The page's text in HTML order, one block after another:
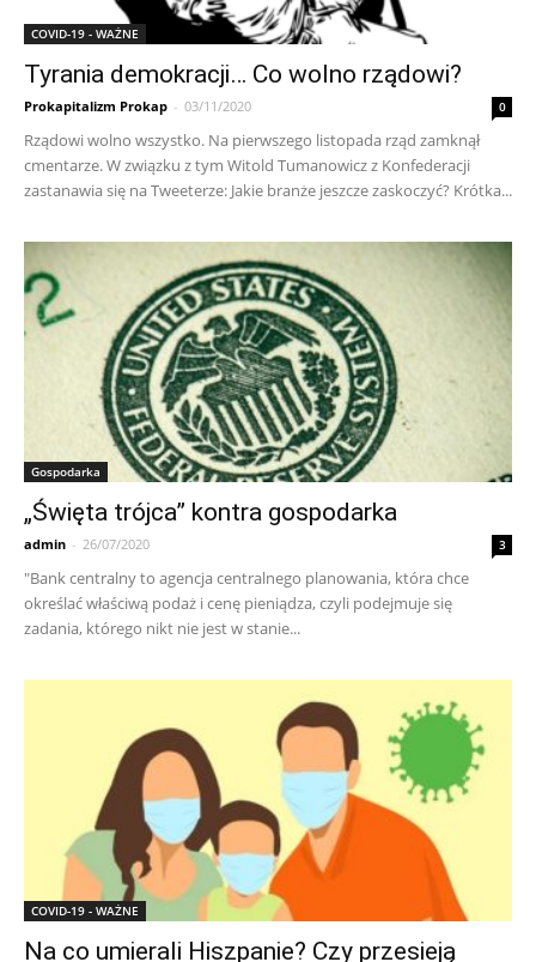
COVID-19 - WAŻNE
Tyrania demokracji… Co wolno rządowi?
Prokapitalizm Prokap - 03/11/2020 0
Rządowi wolno wszystko. Na pierwszego listopada rząd zamknął
cmentarze. W związku z tym Witold Tumanowicz z Konfederacji
zastanawia się na Tweeterze: Jakie branże jeszcze zaskoczyć? Krótka...
Gospodarka
„Święta trójca” kontra gospodarka
admin - 26/07/2020 3
"Bank centralny to agencja centralnego planowania, która chce
określać właściwą podaż i cenę pieniądza, czyli podejmuje się
zadania, którego nikt nie jest w stanie...
COVID-19 - WAŻNE
Na co umierali Hiszpanie? Czy przesieją